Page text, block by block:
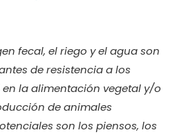
fecal, el riego y el agua son
de resistencia a los
la alimentación vegetal y/o
de animales
son los piensos, los